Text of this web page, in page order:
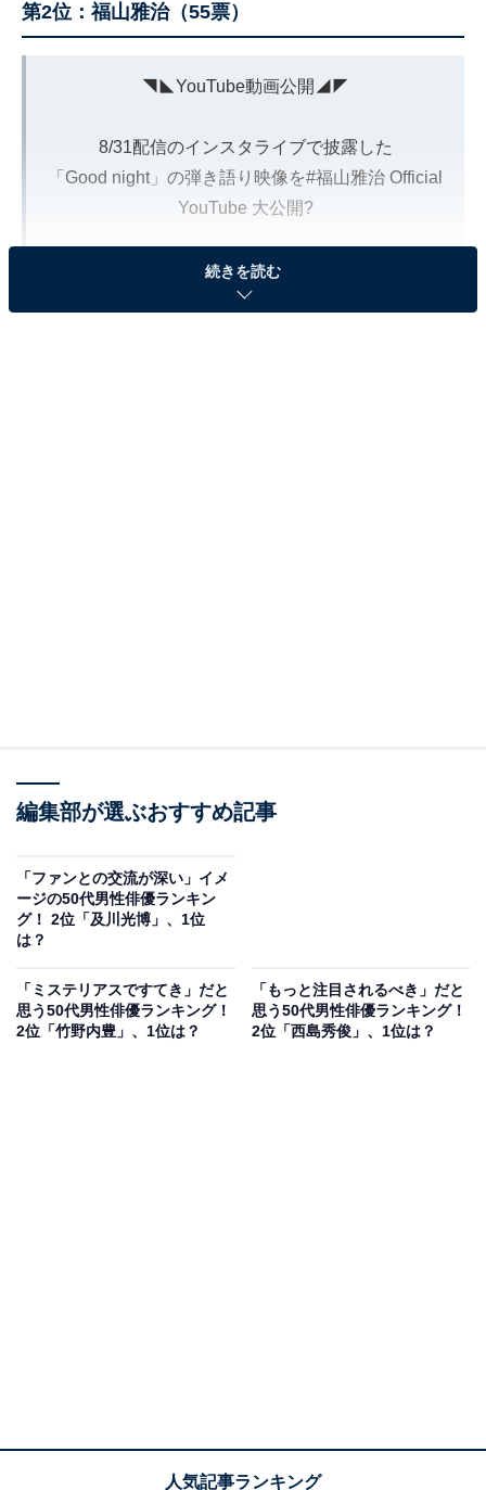
第2位：福山雅治（55票）
◥◣YouTube動画公開◢◤
8/31配信のインスタライブで披露した
「Good night」の弾き語り映像を#福山雅治 Official
YouTube 大公開?
?ご視聴はこちらhttps://t.co/LWBxgqOPoi
pic.twitter.com/eto0gFH1Tv
／埼玉県）、「演技でも音楽でも何かやる度に話題にの
せられています。
続きを読む
編集部が選ぶおすすめ記事
「ファンとの交流が深い」イメ
ージの50代男性俳優ランキン
グ！ 2位「及川光博」、1位
は？
「ミステリアスですてき」だと
思う50代男性俳優ランキング！
2位「竹野内豊」、1位は？
「もっと注目されるべき」だと
思う50代男性俳優ランキング！
2位「西島秀俊」、1位は？